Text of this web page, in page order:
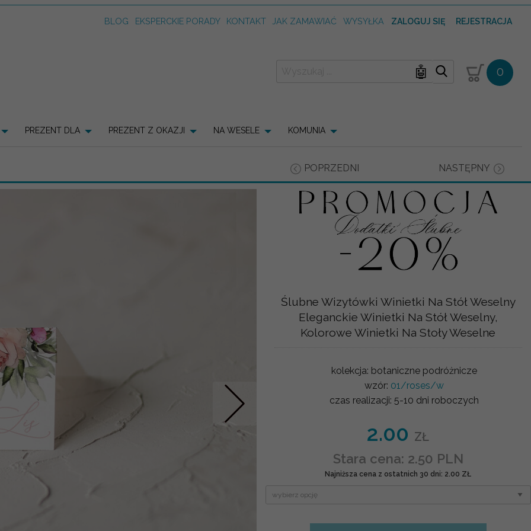
BLOG EKSPERCKIE PORADY KONTAKT JAK ZAMAWIAĆ WYSYŁKA ZALOGUJ SIĘ REJESTRACJA
🤖 0
PREZENT DLA PREZENT Z OKAZJI NA WESELE KOMUNIA
POPRZEDNI NASTĘPNY
Nastepne
Ślubne Wizytówki Winietki Na Stół Weselny
Eleganckie Winietki Na Stół Weselny,
Kolorowe Winietki Na Stoły Weselne
kolekcja: botaniczne podróżnicze
wzór: 01/roses/w
czas realizacji: 5-10 dni roboczych
2.00 ZŁ
Stara cena: 2.50 PLN
Najniższa cena z ostatnich 30 dni: 2.00 ZŁ